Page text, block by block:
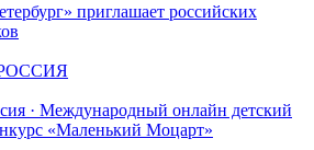
приглашает российских
· Международный онлайн детский
«Маленький Моцарт»